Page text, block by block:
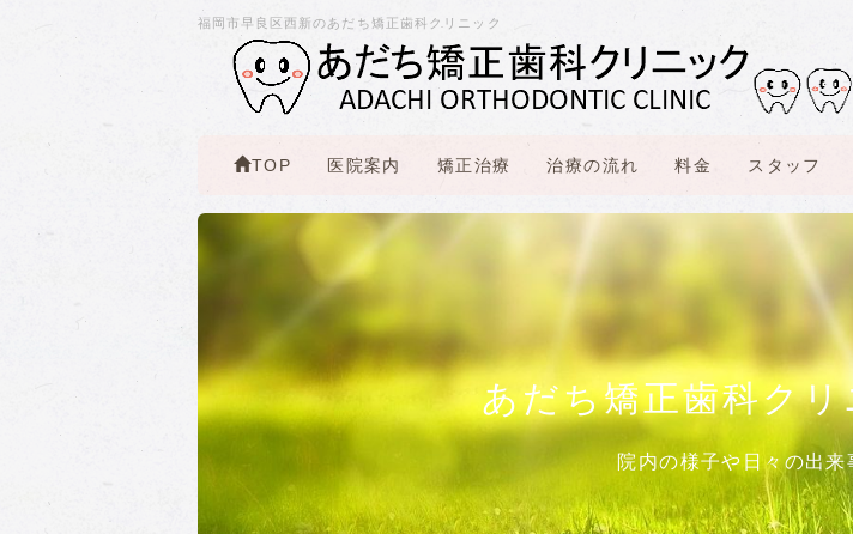
福岡市早良区西新のあだち矯正歯科クリニック
TOP 医院案内 矯正治療 治療の流れ 料金 スタッフ
あだち矯正歯科ク
院内の様子や日々の出